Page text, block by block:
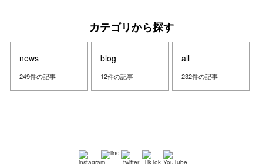
カテゴリから探す
news
249件の記事
blog
12件の記事
all
232件の記事